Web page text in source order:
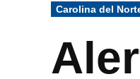
Publicado
en
Carolina del